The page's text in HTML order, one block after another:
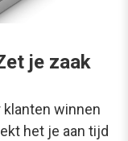
je zaak
winnen
het je aan tijd